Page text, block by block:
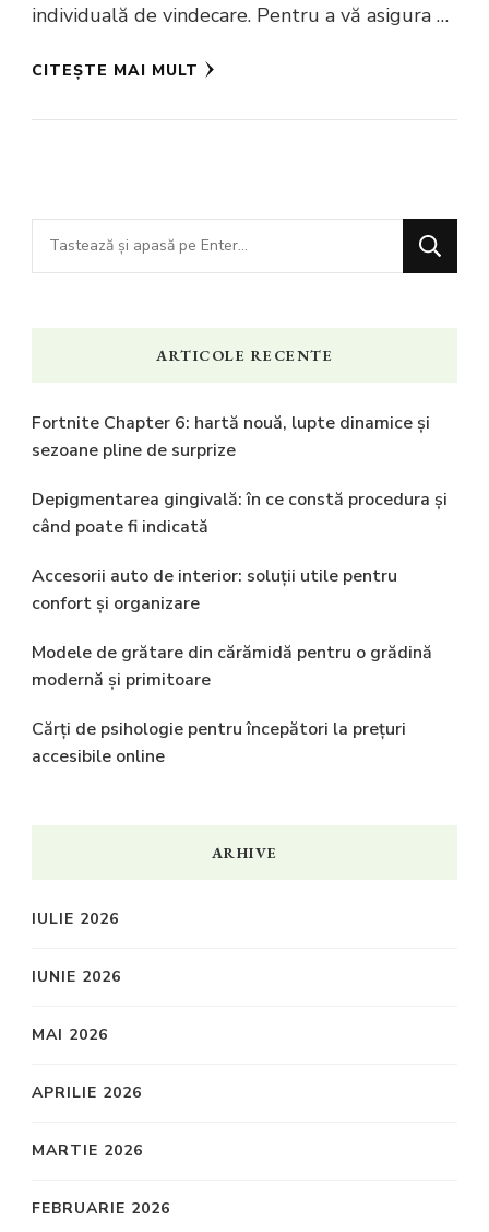
individuală de vindecare. Pentru a vă asigura …
CITEȘTE MAI MULT
Cauți
ceva?
ARTICOLE RECENTE
Fortnite Chapter 6: hartă nouă, lupte dinamice și
sezoane pline de surprize
Depigmentarea gingivală: în ce constă procedura și
când poate fi indicată
Accesorii auto de interior: soluții utile pentru
confort și organizare
Modele de grătare din cărămidă pentru o grădină
modernă și primitoare
Cărți de psihologie pentru începători la prețuri
accesibile online
ARHIVE
IULIE 2026
IUNIE 2026
MAI 2026
APRILIE 2026
MARTIE 2026
FEBRUARIE 2026